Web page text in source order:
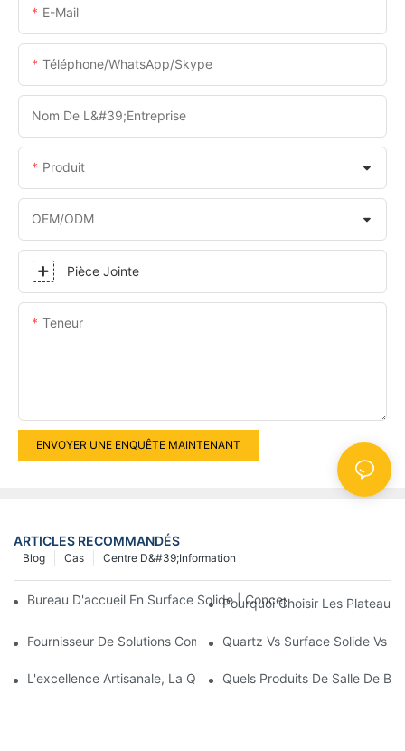
E-Mail
Téléphone/WhatsApp/Skype
Nom De L&#39;entreprise
Produit
OEM/ODM
Pièce Jointe
Teneur
ENVOYER UNE ENQUÊTE MAINTENANT
ARTICLES RECOMMANDÉS
Centre D&#39;information
Cas
Blog
Bureau D'accueil En Surface Solide | Conceptions Sur Mesure
Pourquoi Choisir Les Plateaux
Fournisseur De Solutions Complètes Pour Comptoirs
Quartz Vs Surface Solide Vs
L'excellence Artisanale, La Quête De La Perfection : L'âme De
Quels Produits De Salle De